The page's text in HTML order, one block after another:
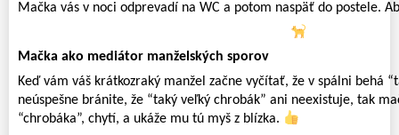
Mačka vás v noci odprevadí na WC a potom naspäť do postele.
Mačka ako mediátor manželských sporov
Keď vám váš krátkozraký manžel začne vyčítať, že v spálni behá
neúspešne bránite, že “taký veľký chrobák” ani neexistuje, tak
“chrobáka”, chytí, a ukáže mu tú myš z blízka.